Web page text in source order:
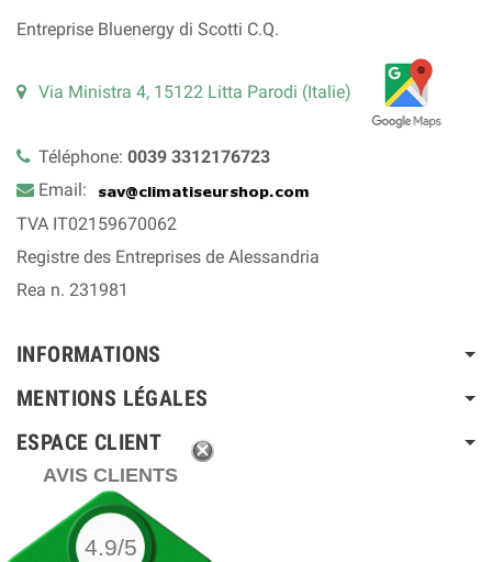
Entreprise Bluenergy di Scotti C.Q.
Via Ministra 4, 15122 Litta Parodi (Italie)
Téléphone: 0039 3312176723
Email:
TVA IT02159670062
Registre des Entreprises de Alessandria
Rea n. 231981
INFORMATIONS
MENTIONS LÉGALES
ESPACE CLIENT
AVIS CLIENTS
4.9/5